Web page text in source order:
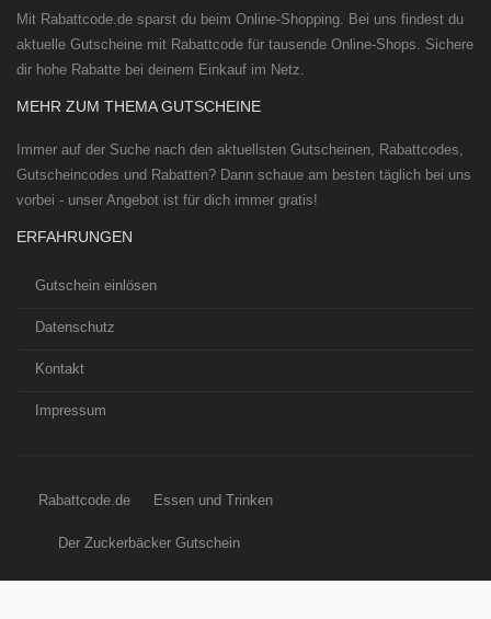
Mit Rabattcode.de sparst du beim Online-Shopping. Bei uns findest du
aktuelle Gutscheine mit Rabattcode für tausende Online-Shops. Sichere
dir hohe Rabatte bei deinem Einkauf im Netz.
MEHR ZUM THEMA GUTSCHEINE
Immer auf der Suche nach den aktuellsten Gutscheinen, Rabattcodes,
Gutscheincodes und Rabatten? Dann schaue am besten täglich bei uns
vorbei - unser Angebot ist für dich immer gratis!
ERFAHRUNGEN
Gutschein einlösen
Datenschutz
Kontakt
Impressum
Rabattcode.de Essen und Trinken
Der Zuckerbäcker Gutschein